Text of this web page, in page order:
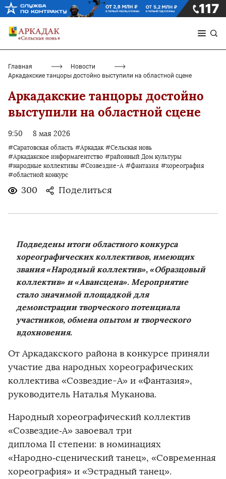
Главная
Новости
Аркадакские танцоры достойно выступили на областной сцене
Аркадакские танцоры достойно
выступили на областной сцене
9:50 8 мая 2026
#Саратовская область #Аркадак #Сельская новь
#Аркадакское информагентство #районный Дом культуры
#народные коллективы #Созвездие-А #Фантазия #хореография
#областной конкурс
300 Поделиться
Подведены итоги областного конкурса
хореографических коллективов, имеющих
звания «Народный коллектив», «Образцовый
коллектив» и «Авансцена». Мероприятие
стало значимой площадкой для
демонстрации творческого потенциала
участников, обмена опытом и творческого
вдохновения.
От Аркадакского района в конкурсе приняли
участие два народных хореографических
коллектива «Созвездие-А» и «Фантазия»,
руководитель Наталья Муканова.
Народный хореографический коллектив
«Созвездие‑А» завоевал три
диплома II степени: в номинациях
«Народно‑сценический танец», «Современная
хореография» и «Эстрадный танец».